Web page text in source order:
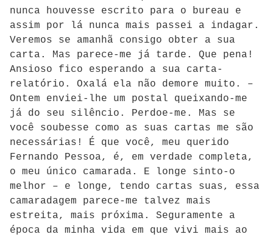
nunca houvesse escrito para o bureau e
assim por lá nunca mais passei a indagar.
Veremos se amanhã consigo obter a sua
carta. Mas parece-me já tarde. Que pena!
Ansioso fico esperando a sua carta-
relatório. Oxalá ela não demore muito. –
Ontem enviei-lhe um postal queixando-me
já do seu silêncio. Perdoe-me. Mas se
você soubesse como as suas cartas me são
necessárias! É que você, meu querido
Fernando Pessoa, é, em verdade completa,
o meu único camarada. E longe sinto-o
melhor – e longe, tendo cartas suas, essa
camaradagem parece-me talvez mais
estreita, mais próxima. Seguramente a
época da minha vida em que vivi mais ao